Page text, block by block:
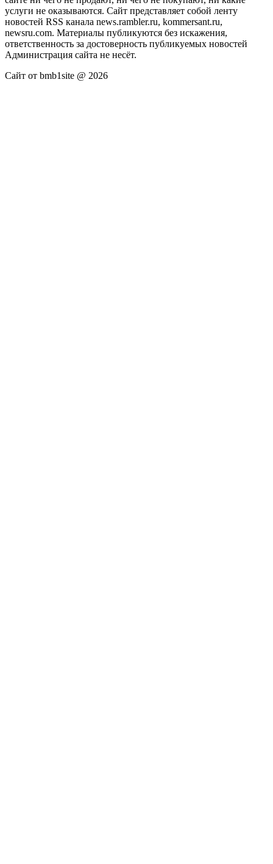
услуги не оказываются. Сайт представляет собой ленту
новостей RSS канала news.rambler.ru, kommersant.ru,
newsru.com. Материалы публикуются без искажения,
ответственность за достоверность публикуемых новостей
Администрация сайта не несёт.
Сайт от bmb1site @ 2026